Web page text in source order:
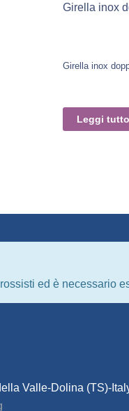
Girella inox
Girella inox
Leggi tutto
ed è necessario
Valle-Dolina (TS)-